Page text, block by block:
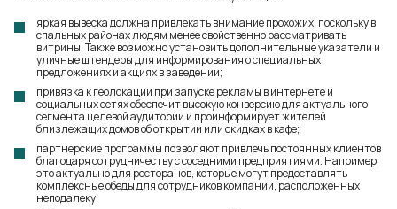
яркая вывеска должна привлекать внимание прохожих, поскольку в
спальных районах людям менее свойственно рассматривать
витрины. Также возможно установить дополнительные указатели и
уличные штендеры для информирования о специальных
предложениях и акциях в заведении;
привязка к геолокации при запуске рекламы в интернете и
социальных сетях обеспечит высокую конверсию для актуального
сегмента целевой аудитории и проинформирует жителей
близлежащих домов об открытии или скидках в кафе;
партнерские программы позволяют привлечь постоянных клиентов
благодаря сотрудничеству с соседними предприятиями. Например,
это актуально для ресторанов, которые могут предоставлять
комплексные обеды для сотрудников компаний, расположенных
неподалеку;